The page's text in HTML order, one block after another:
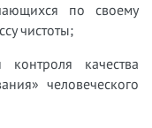
по своему
чистоты;
качества
человеческого